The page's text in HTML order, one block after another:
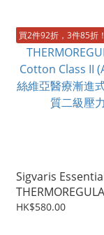
買2件92折，3件85折！
Sigvaris
Cotton Class II
HK$580.00